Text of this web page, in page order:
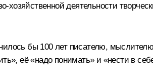
деятельности
бы 100 лет писателю,
её «надо понимать» и «нести в